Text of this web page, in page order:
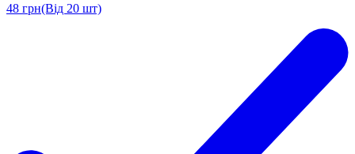
48 грн(Від 20 шт)